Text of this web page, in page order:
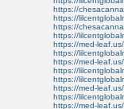
https://
https://
https://
https://
https://med-leaf.us/
https://
https://med-leaf.us/
https://
https://
https://med-leaf.us/
https://
https://med-leaf.us/